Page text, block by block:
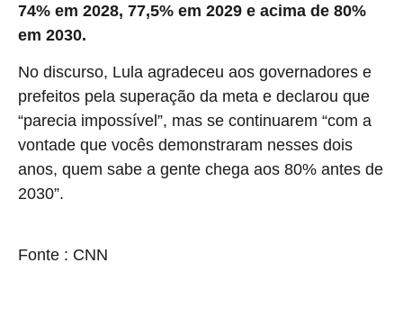
74% em 2028, 77,5% em 2029 e acima de 80%
em 2030.
No discurso, Lula agradeceu aos governadores e
prefeitos pela superação da meta e declarou que
“parecia impossível”, mas se continuarem “com a
vontade que vocês demonstraram nesses dois
anos, quem sabe a gente chega aos 80% antes de
2030”.
Fonte : CNN